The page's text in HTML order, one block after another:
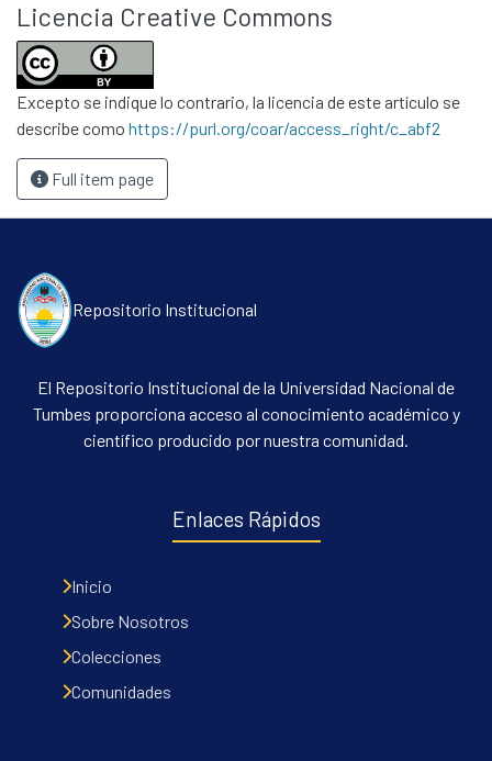
All of DSpace
Statistics
Contacto
Políticas
Licencia Creative Commons
Excepto se indique lo contrario, la licencia de este artículo se
describe como https://purl.org/coar/access_right/c_abf2
Full item page
Repositorio Institucional
El Repositorio Institucional de la Universidad Nacional de
Tumbes proporciona acceso al conocimiento académico y
científico producido por nuestra comunidad.
Enlaces Rápidos
Inicio
Sobre Nosotros
Colecciones
Comunidades